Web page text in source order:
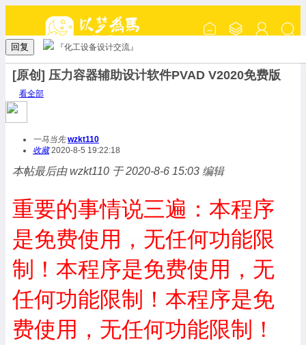
回复 『化工设备设计交流』
[原创] 压力容器辅助设计软件PVAD V2020免费版
看全部
一马当先 wzkt110
收藏2020-8-5 19:22:18
本帖最后由 wzkt110 于 2020-8-6 15:03 编辑
重要的事情说三遍：本程序
是免费使用，无任何功能限
制！ 本程序是免费使用，无
任何功能限制！ 本程序是免
费使用，无任何功能限制！